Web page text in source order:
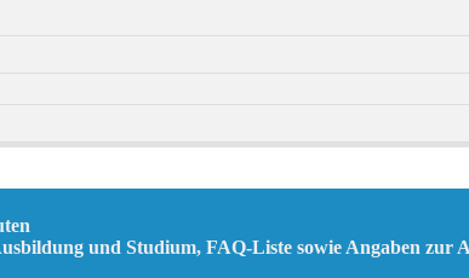
und Studium, FAQ-Liste sowie Angaben